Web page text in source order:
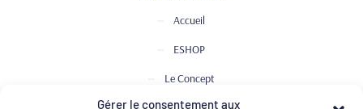
Gérer le consentement aux
Accueil
ESHOP
Le Concept